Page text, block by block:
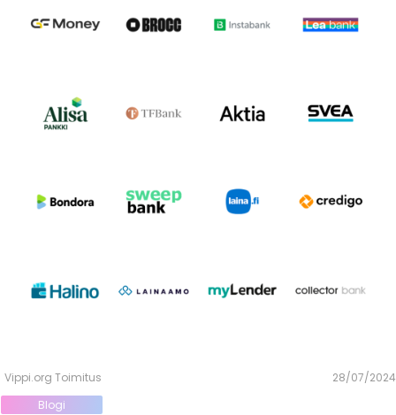
Vippi.org Toimitus
28/07/2024
Blogi